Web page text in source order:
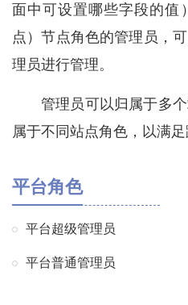
面中可设置哪些字段的值
点）节点角色的管理员，
理员进行管理。
管理员可以归属于多
属于不同站点角色，以满
平台角色
平台超级管理员
平台普通管理员